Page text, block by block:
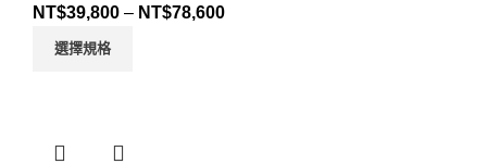
NT$39,800 – NT$78,600
選擇規格